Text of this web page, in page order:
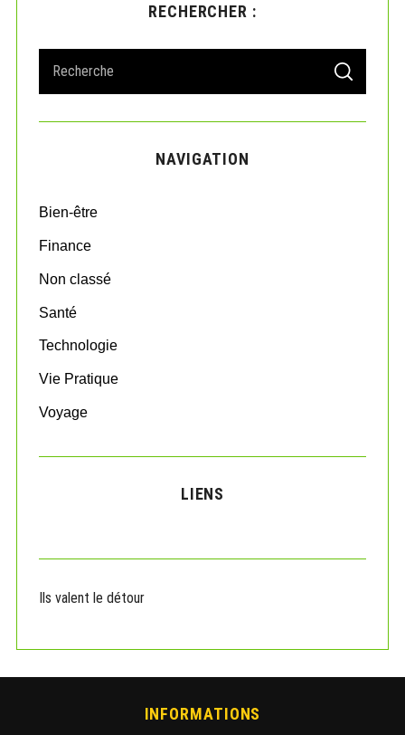
RECHERCHER :
a
r
o
:
S
A
C
NAVIGATION
Bien-être
Finance
Non classé
Santé
Technologie
Vie Pratique
Voyage
LIENS
Ils valent le détour
INFORMATIONS